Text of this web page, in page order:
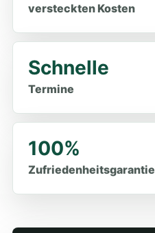
versteckten Kosten
Schnelle
Termine
100%
Zufriedenheitsgarantie